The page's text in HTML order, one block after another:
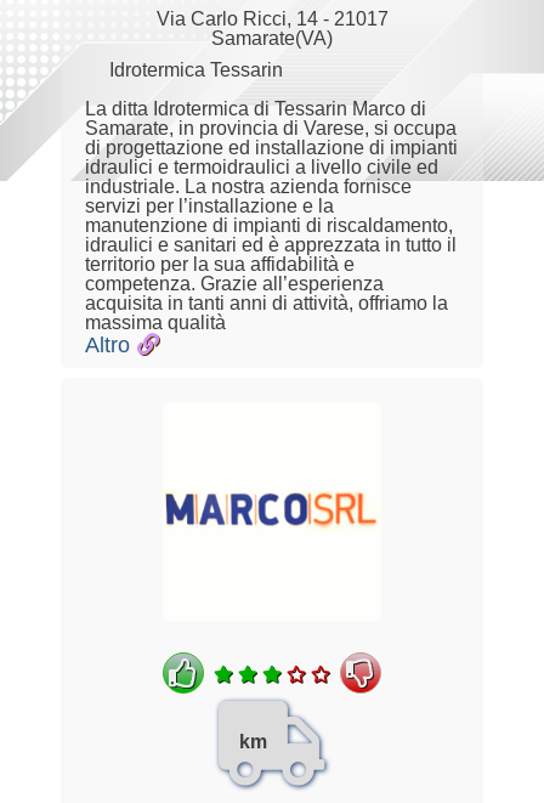
Via Carlo Ricci, 14 - 21017
Samarate(VA)
Idrotermica Tessarin
La ditta Idrotermica di Tessarin Marco di
Samarate, in provincia di Varese, si occupa
di progettazione ed installazione di impianti
idraulici e termoidraulici a livello civile ed
industriale. La nostra azienda fornisce
servizi per l’installazione e la
manutenzione di impianti di riscaldamento,
idraulici e sanitari ed è apprezzata in tutto il
territorio per la sua affidabilità e
competenza. Grazie all’esperienza
acquisita in tanti anni di attività, offriamo la
massima qualità
Altro
km